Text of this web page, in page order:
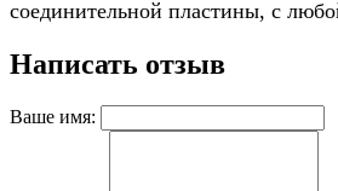
соединительной пластины, с
Написать отзыв
Ваше имя: